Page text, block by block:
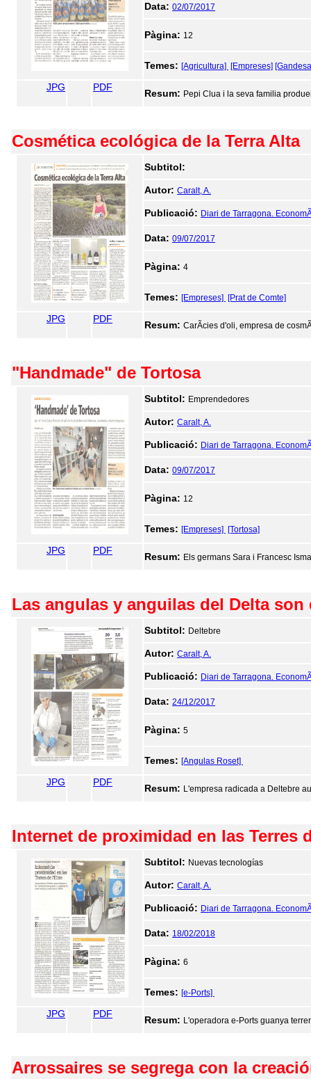
Data: 02/07/2017
Pàgina: 12
Temes: [Agricultura] [Empreses]
JPG PDF
Resum: Pepi Clua i la seva familia
Cosmética ecológica de la Terra Alta
Subtitol:
Autor: Caralt, A.
Publicació: Diari de Tarragona.
Data: 09/07/2017
Pàgina: 4
Temes: [Empreses] [Prat de Comte]
JPG PDF
Resum: CarÃ­cies d'oli, empresa de
"Handmade" de Tortosa
Subtitol: Emprendedores
Autor: Caralt, A.
Publicació: Diari de Tarragona.
Data: 09/07/2017
Pàgina: 12
Temes: [Empreses] [Tortosa]
JPG PDF
Resum: Els germans Sara i Francesc
Las angulas y anguilas del Delta son
Subtitol: Deltebre
Autor: Caralt, A.
Publicació: Diari de Tarragona.
Data: 24/12/2017
Pàgina: 5
Temes: [Angulas Roset]
JPG PDF
Resum: L'empresa radicada a Deltebre
Internet de proximidad en las Terres
Subtitol: Nuevas tecnologías
Autor: Caralt, A.
Publicació: Diari de Tarragona.
Data: 18/02/2018
Pàgina: 6
Temes: [e-Ports]
JPG PDF
Resum: L'operadora e-Ports guanya
Arrossaires se segrega con la